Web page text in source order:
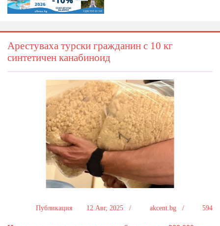
Арестуваха турски гражданин с 10 кг
синтетичен канабиноид
Публикация 12 Авг, 2025 / akcent.bg / 594